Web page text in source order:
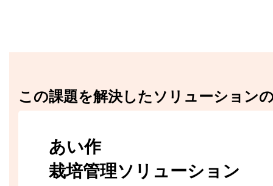
この課題を解決したソリューション
あい作
栽培管理ソリューション